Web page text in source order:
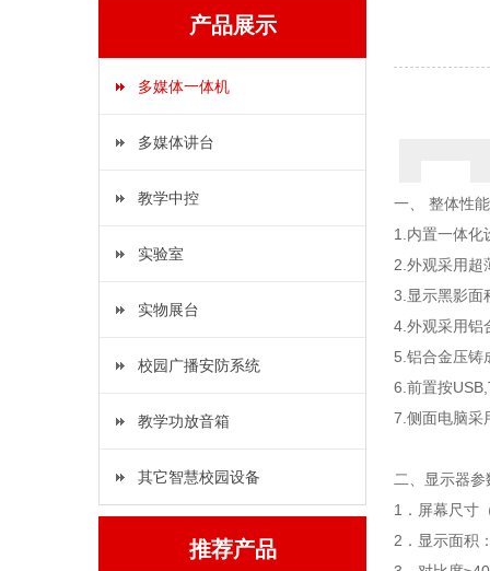
产品展示
多媒体一体机
多媒体讲台
教学中控
实验室
实物展台
校园广播安防系统
教学功放音箱
其它智慧校园设备
推荐产品
一、
整体性能
1.内置一体化
2.外观采用超
3.显示黑影面
4.外观采用铝
5.铝合金压铸
6.前置按
7.侧面电脑采
二、显示器参
1．屏幕尺寸
2．显示面积